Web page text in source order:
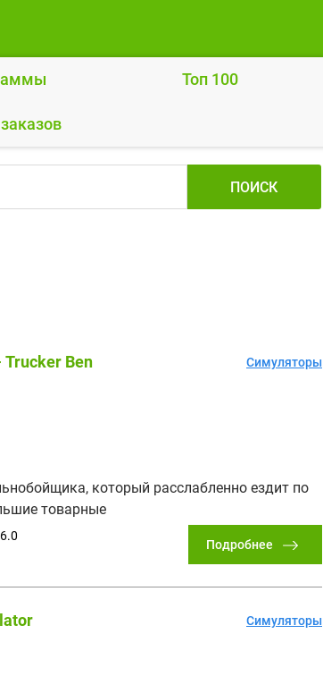
Топ 100
ПОИСК
Ben
который расслабленно ездит по
товарные
Симуляторы
Подробнее
Симуляторы